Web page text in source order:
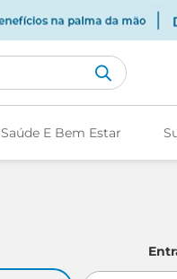
Saúde E Bem Estar